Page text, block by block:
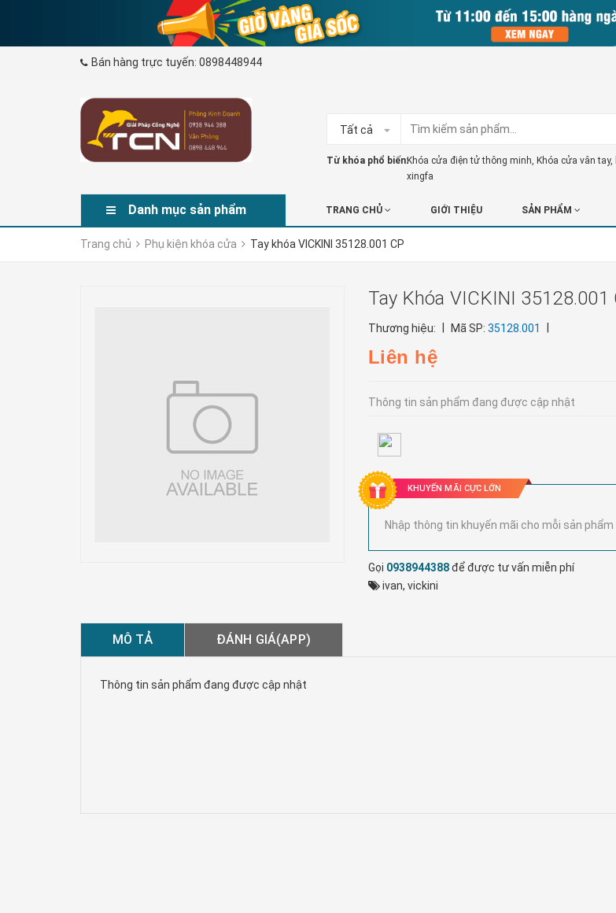
Bán hàng trực tuyến: 0898448944
Tất cả
Từ khóa phổ biến:Khóa cửa điện tử thông minh, Khóa cửa vân tay,
xingfa
Danh mục sản phẩm TRANG CHỦ GIỚI THIỆU SẢN PHẨM
Trang chủ Phụ kiện khóa cửa Tay khóa VICKINI 35128.001 CP
Tay Khóa VICKINI 35128.001
Thương hiệu: Mã SP: 35128.001
Liên hệ
Thông tin sản phẩm đang được cập nhật
KHUYẾN MÃI CỰC LỚN
Nhập thông tin khuyến mãi cho mỗi sản
Gọi 0938944388để được tư vấn miễn phí
ivan, vickini
MÔ TẢ ĐÁNH GIÁ(APP)
Thông tin sản phẩm đang được cập nhật